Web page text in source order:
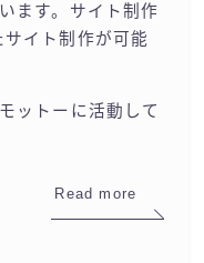
ます。サイト制作
イト制作が可能
ットーに活動して
Read more